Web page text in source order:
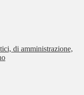
di amministrazione,